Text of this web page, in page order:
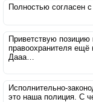
Полностью согласен
Приветствую
правоохранителя ещё
Дааа…
Исполнительно-
это наша полиция. С